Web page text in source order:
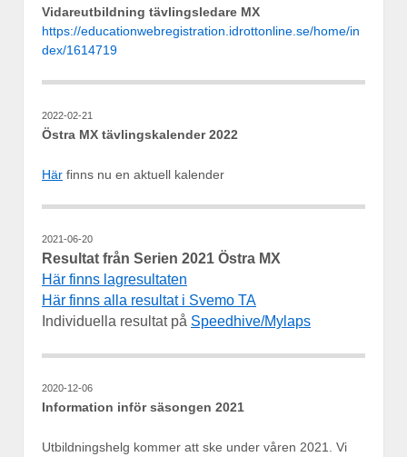
Vidareutbildning tävlingsledare MX
https://educationwebregistration.idrottonline.se/home/in
dex/1614719
2022-02-21
Östra MX tävlingskalender 2022
Här finns nu en aktuell kalender
2021-06-20
Resultat från Serien 2021 Östra MX
Här finns lagresultaten
Här finns alla resultat i Svemo TA
Individuella resultat på Speedhive/Mylaps
2020-12-06
Information inför säsongen 2021
Utbildningshelg kommer att ske under våren 2021. Vi